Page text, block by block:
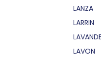
LANZA
LARRIN
LAVON